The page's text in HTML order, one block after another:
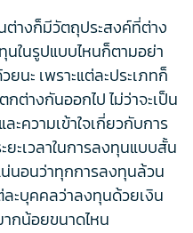
างก็มีวัตถุประสงค์ที่ต่าง
ในรูปแบบไหนก็ตามอย่า
ะ เพราะแต่ละประเภทก็
ต่างกันออกไป ไม่ว่าจะเป็น
ะความเข้าใจเกี่ยวกับการ
ยะเวลาในการลงทุนแบบสั้น
นอนว่าทุกการลงทุนล้วน
ะบุคคลว่าลงทุนด้วยเงิน
ากน้อยขนาดไหน